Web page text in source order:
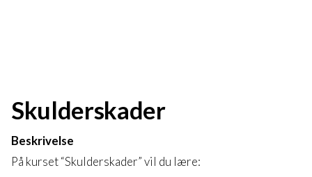
Skulderskader
Beskrivelse
På kurset “Skulderskader” vil du lære: